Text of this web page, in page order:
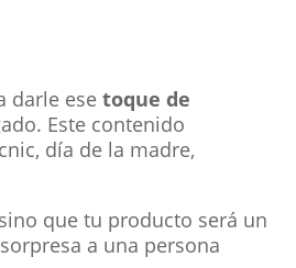
darle esetoque de
Este contenido
día de la madre,
que tu producto será un
a una persona